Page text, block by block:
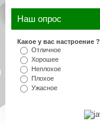
Наш опрос
Какое у вас настроение ?
Отличное
Хорошее
Неплохое
Плохое
Ужасное